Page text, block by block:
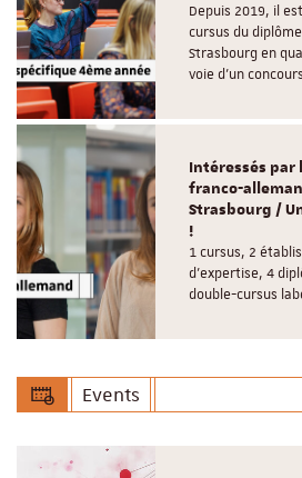
Depuis 2019, il
cursus du
Strasbourg en
voie d’un
Intéressés par
franco-
Strasbourg /
!
1 cursus, 2
d’expertise, 4
double-cursus
Events